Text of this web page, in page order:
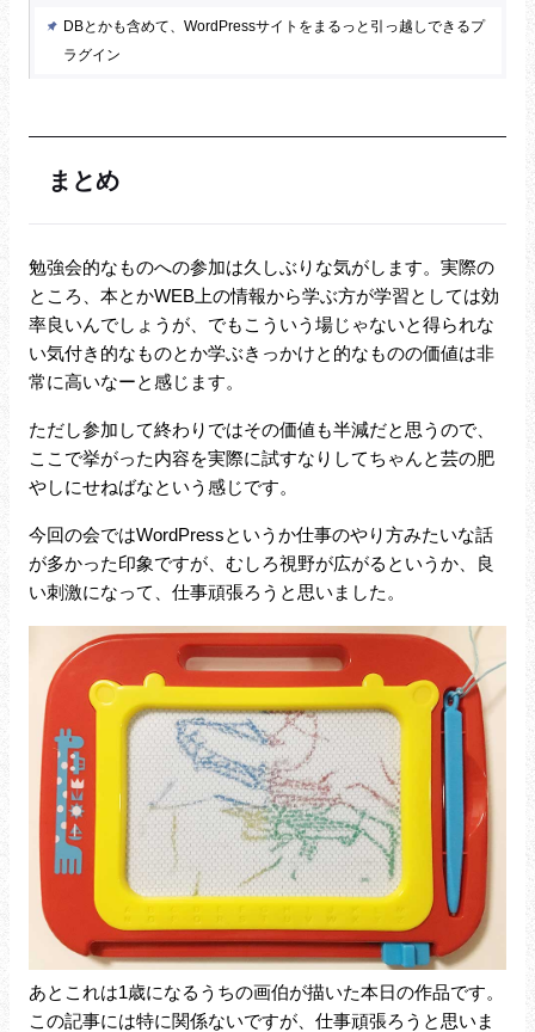
DBとかも含めて、WordPressサイトをまるっと引っ越しできるプ
ラグイン
まとめ
勉強会的なものへの参加は久しぶりな気がします。実際の
ところ、本とかWEB上の情報から学ぶ方が学習としては効
率良いんでしょうが、でもこういう場じゃないと得られな
い気付き的なものとか学ぶきっかけと的なものの価値は非
常に高いなーと感じます。
ただし参加して終わりではその価値も半減だと思うので、
ここで挙がった内容を実際に試すなりしてちゃんと芸の肥
やしにせねばなという感じです。
今回の会ではWordPressというか仕事のやり方みたいな話
が多かった印象ですが、むしろ視野が広がるというか、良
い刺激になって、仕事頑張ろうと思いました。
あとこれは1歳になるうちの画伯が描いた本日の作品です。
この記事には特に関係ないですが、仕事頑張ろうと思いま